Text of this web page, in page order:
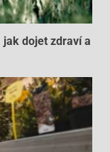
dojet zdraví a